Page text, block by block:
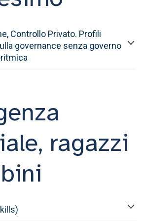
Controllo Privato. Profili
governance senza governo
ragazzi